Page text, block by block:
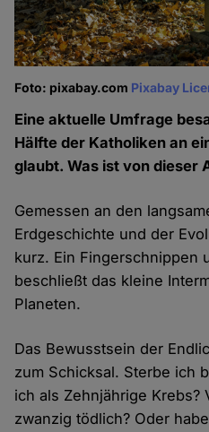
Foto: pixabay.com Pixabay
Eine aktuelle Umfrage
Hälfte der Katholiken an
glaubt. Was ist von dieser
Gemessen an den
Erdgeschichte und der
kurz. Ein Fingerschnippen
beschließt das kleine
Planeten.
Das Bewusstsein der
zum Schicksal. Sterbe ich
ich als Zehnjährige Krebs?
zwanzig tödlich? Oder